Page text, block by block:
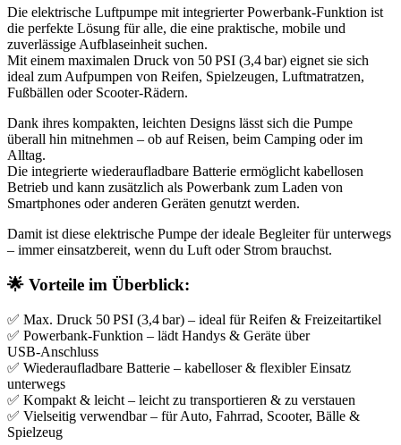
Die elektrische Luftpumpe mit integrierter Powerbank‑Funktion ist
die perfekte Lösung für alle, die eine praktische, mobile und
zuverlässige Aufblaseinheit suchen.
Mit einem maximalen Druck von 50 PSI (3,4 bar) eignet sie sich
ideal zum Aufpumpen von Reifen, Spielzeugen, Luftmatratzen,
Fußbällen oder Scooter‑Rädern.
Dank ihres kompakten, leichten Designs lässt sich die Pumpe
überall hin mitnehmen – ob auf Reisen, beim Camping oder im
Alltag.
Die integrierte wiederaufladbare Batterie ermöglicht kabellosen
Betrieb und kann zusätzlich als Powerbank zum Laden von
Smartphones oder anderen Geräten genutzt werden.
Damit ist diese elektrische Pumpe derideale Begleiter für unterwegs
– immer einsatzbereit, wenn du Luft oder Strom brauchst.
🌟 Vorteile im Überblick:
✅ Max. Druck 50 PSI (3,4 bar) – ideal für Reifen & Freizeitartikel
✅ Powerbank‑Funktion – lädt Handys & Geräte über
USB‑Anschluss
✅ Wiederaufladbare Batterie – kabelloser & flexibler Einsatz
unterwegs
✅ Kompakt & leicht – leicht zu transportieren & zu verstauen
✅ Vielseitig verwendbar– für Auto, Fahrrad, Scooter, Bälle &
Spielzeug